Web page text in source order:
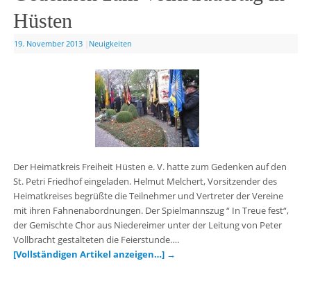
Hüsten
19. November 2013 Neuigkeiten
Der Heimatkreis Freiheit Hüsten e. V. hatte zum Gedenken auf den
St. Petri Friedhof eingeladen. Helmut Melchert, Vorsitzender des
Heimatkreises begrüßte die Teilnehmer und Vertreter der Vereine
mit ihren Fahnenabordnungen. Der Spielmannszug “ In Treue fest“,
der Gemischte Chor aus Niedereimer unter der Leitung von Peter
Vollbracht gestalteten die Feierstunde….
[Vollständigen Artikel anzeigen…] →